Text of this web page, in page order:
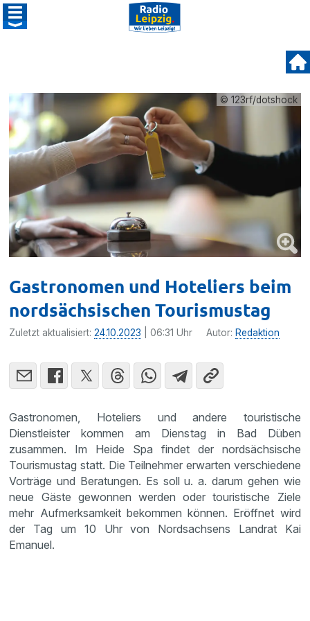
© 123rf/dotshock
Gastronomen und Hoteliers beim
nordsächsischen Tourismustag
Zuletzt aktualisiert:24.10.2023 | 06:31 Uhr Autor: Redaktion
Gastronomen, Hoteliers und andere touristische
Dienstleister kommen am Dienstag in Bad Düben
zusammen. Im Heide Spa findet der nordsächsische
Tourismustag statt. Die Teilnehmer erwarten verschiedene
Vorträge und Beratungen. Es soll u. a. darum gehen wie
neue Gäste gewonnen werden oder touristische Ziele
mehr Aufmerksamkeit bekommen können. Eröffnet wird
der Tag um 10 Uhr von Nordsachsens Landrat Kai
Emanuel.